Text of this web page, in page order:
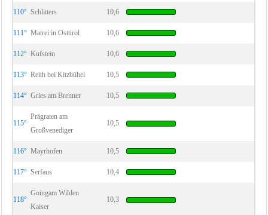
110° Schlitters 10,6
111° Matrei in Osttirol 10,6
112° Kufstein 10,6
113° Reith bei Kitzbühel 10,5
114° Gries am Brenner 10,5
115°
Prägraten am
Großvenediger
10,5
116° Mayrhofen 10,5
117° Serfaus 10,4
118°
Goingam Wilden
Kaiser
10,3